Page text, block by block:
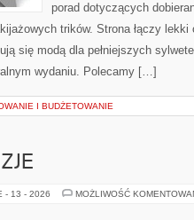
porad dotyczących
trików. Strona łączy
się modą dla pełniejszych
wydaniu. Polecamy […]
I BUDŻETOWANIE
- 13 - 2026 MOŻLIWOŚĆ